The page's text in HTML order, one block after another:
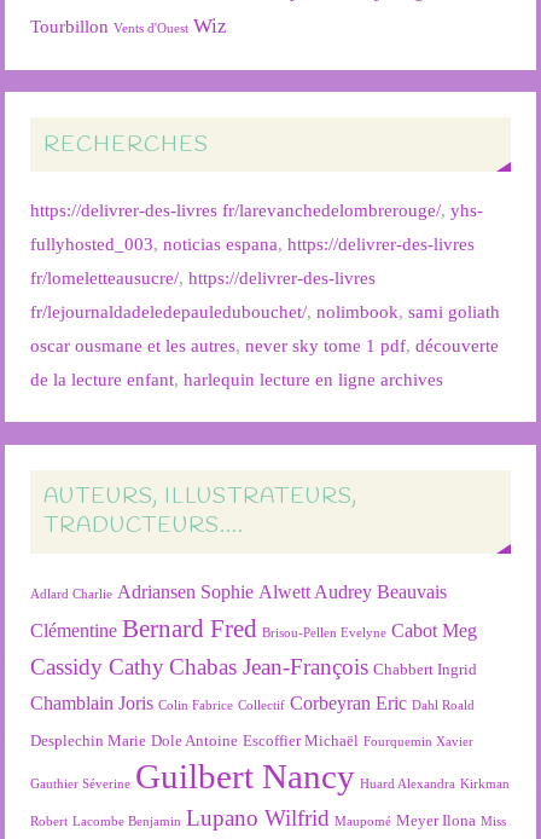
Tourbillon Vents d'Ouest Wiz
RECHERCHES
https://delivrer-des-livres fr/larevanchedelombrerouge/,yhs-
fullyhosted_003,noticias espana,https://delivrer-des-livres
fr/lomeletteausucre/,https://delivrer-des-livres
fr/lejournaldadeledepauledubouchet/,nolimbook,sami goliath
oscar ousmane et les autres,never sky tome 1 pdf,découverte
de la lecture enfant,harlequin lecture en ligne archives
AUTEURS, ILLUSTRATEURS,
TRADUCTEURS….
Adlard Charlie Adriansen Sophie Alwett Audrey Beauvais
Clémentine Bernard Fred Brisou-Pellen Evelyne Cabot Meg
Cassidy Cathy Chabas Jean-François Chabbert Ingrid
Chamblain Joris Colin Fabrice Collectif Corbeyran Eric Dahl Roald
Desplechin Marie Dole Antoine Escoffier Michaël Fourquemin Xavier
Gauthier Séverine Guilbert Nancy Huard Alexandra Kirkman
Robert Lacombe Benjamin Lupano Wilfrid Maupomé Meyer Ilona Miss